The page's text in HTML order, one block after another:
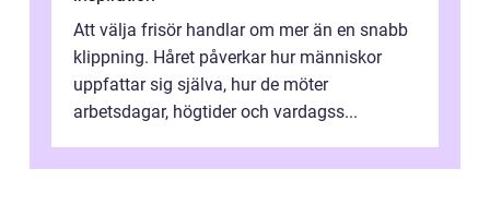
Att välja frisör handlar om mer än en snabb
klippning. Håret påverkar hur människor
uppfattar sig själva, hur de möter
arbetsdagar, högtider och vardagss...